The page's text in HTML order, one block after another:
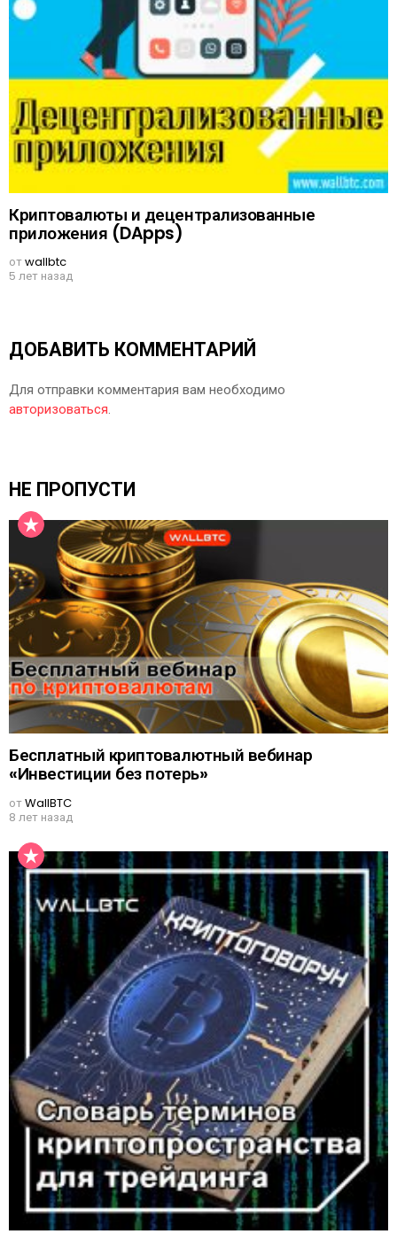
Криптовалюты и децентрализованные
приложения (DApps)
отwallbtc
5 лет назад
ДОБАВИТЬ КОММЕНТАРИЙ
Для отправки комментария вам необходимо
авторизоваться.
НЕ ПРОПУСТИ
Бесплатный криптовалютный вебинар
«Инвестиции без потерь»
отWallBTC
8 лет назад